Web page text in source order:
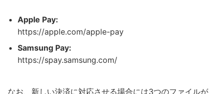
Apple Pay:
https://apple.com/apple-pay
Samsung Pay:
https://spay.samsung.com/
なお、新しい決済に対応させる場合には3つのファイルが